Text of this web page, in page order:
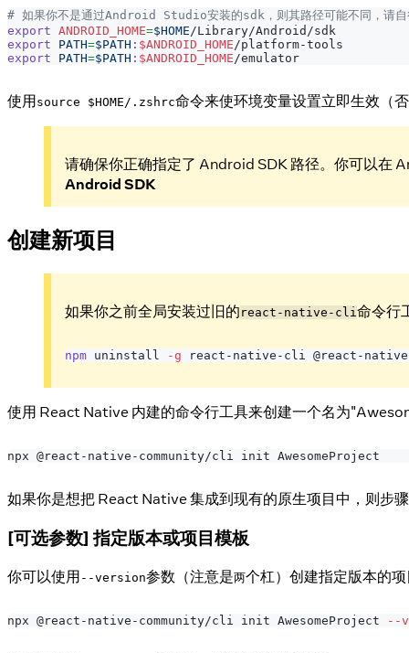
# 如果你不是通过Android Studio安装的sdk，则其路径可能不同，请自
export ANDROID_HOME=$HOME/Library/Android/sdk
export
PATH=$PATH : $ANDROID_HOME/platform-tools
export
PATH=$PATH : $ANDROID_HOME/emulator
使用source $HOME/.zshrc命令来使环境变量设置立即生效（
请确保你正确指定了 Android SDK 路径。你可以在
Android SDK
创建新项目
如果你之前全局安装过旧的 react-native-cli 命令行
npm uninstall -g react-native-cli @react-
使用 React Native 内建的命令行工具来创建一个名为
npx @react-native-community/cli init AwesomeProject
如果你是想把 React Native 集成到现有的原生项目中，则步
[可选参数] 指定版本或项目模板
你可以使用 --version参数（注意是两个杠）创建指定版本的
npx @react-native-community/cli init AwesomeProject --